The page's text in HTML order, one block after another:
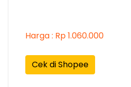
Harga : Rp 1.060.000
Cek di Shopee